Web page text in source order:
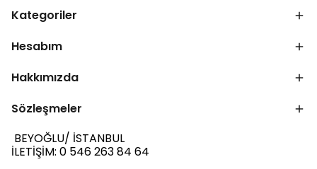
Kategoriler
Hesabım
Hakkımızda
Sözleşmeler
BEYOĞLU/ İSTANBUL
İLETİŞİM: 0 546 263 84 64